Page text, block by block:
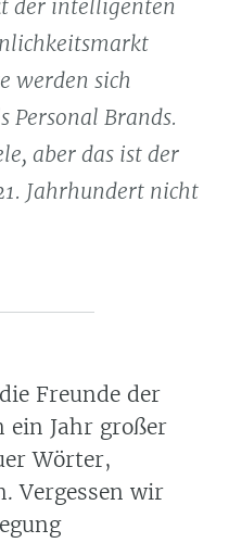
der intelligenten
werden sich
Personal Brands.
aber das ist der
Jahrhundert nicht
Freunde der
Jahr großer
Wörter,
Vergessen wir